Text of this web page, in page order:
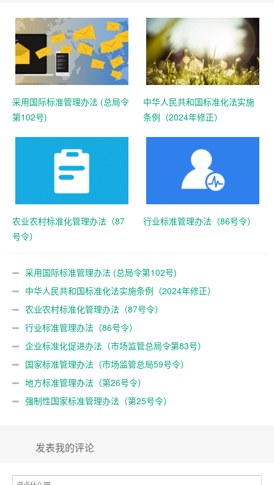
采用国际标准管理办法 (总局令
第102号)
中华人民共和国标准化法实施
条例（2024年修正）
农业农村标准化管理办法（87
号令）
行业标准管理办法（86号令）
采用国际标准管理办法 (总局令第102号)
中华人民共和国标准化法实施条例（2024年修正）
农业农村标准化管理办法（87号令）
行业标准管理办法（86号令）
企业标准化促进办法（市场监管总局令第83号）
国家标准管理办法（市场监管总局59号令）
地方标准管理办法（第26号令）
强制性国家标准管理办法（第25号令）
发表我的评论